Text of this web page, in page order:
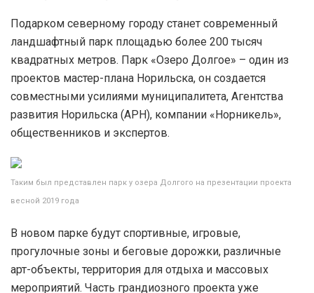
Подарком северному городу станет современный
ландшафтный парк площадью более 200 тысяч
квадратных метров. Парк «Озеро Долгое» – один из
проектов мастер-плана Норильска, он создается
совместными усилиями муниципалитета, Агентства
развития Норильска (АРН), компании «Норникель»,
общественников и экспертов.
Таким был представлен парк у озера Долгого на презентации проекта
весной 2019 года
В новом парке будут спортивные, игровые,
прогулочные зоны и беговые дорожки, различные
арт-объекты, территория для отдыха и массовых
мероприятий. Часть грандиозного проекта уже